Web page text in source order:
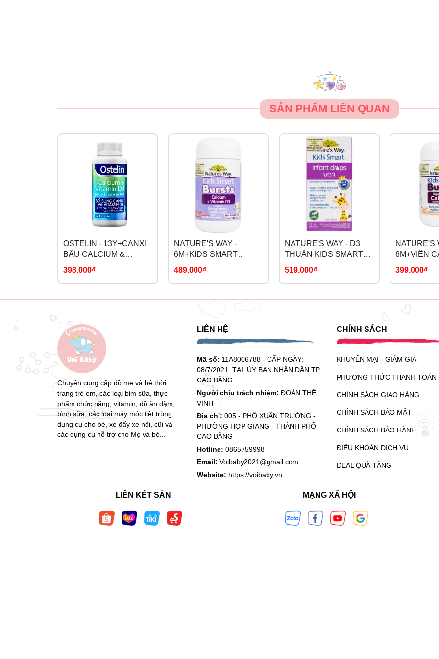
- Tránh để ở nơi có nhiệt độ cao, bảo quản tại nơi khô ráo, thoáng mát.
Đặc điểm nổi bật:
- Là Vitamin bao kép với với công nghệ trên thế giới đảm bảo vitamin đạt chất lượng cao nhất.
- Vitamin K2-MK7 dạng trans hoạt tính mạnh và hấp thu tốt nhất.
- Là vitamin tinh khiết 100% an toàn tuyệt đối cho trẻ sơ sinh và trẻ nhỏ
Công dụng:
- Hỗ trợ Điều trị & dự phòng thiếu vitamin D.
- Hỗ trợ điều trị và dự phòng bệnh còi xương.
- Tăng cường sức đề kháng tự nhiên.
Đối tượng sử dụng:
- Trẻ sơ sinh
- Trẻ ít tiếp xúc với ánh nắng mặt trời
- Trẻ bị còi xương, chậm lớn
- Trẻ có chế độ ăn thiếu vitamin K2 và vitamin D3
- Trẻ em từ 1-3 tuổi: mỗi ngày dùng 7 giọt
SẢN PHẨM LIÊN QUAN
OSTELIN - 13Y+CANXI
BẦU CALCIUM &
VITAMIN D3 NHẬP
398.000₫
NATURE'S WAY -
6M+KIDS SMART
BURSTS CALCIUM +
489.000₫
NATURE'S WAY - D3
THUẦN KIDS SMART
INFANT DROPS VD3
519.000₫
NATURE'S
6M+VIÊN
ONG TẢO
LIQUID
CALCIUM
399.000₫
Chuyên cung cấp đồ mẹ và bé thời
trang trẻ em, các loại bỉm sữa, thực
phẩm chức năng, vitamin, đồ ăn dặm,
bình sữa, các loại máy móc tiệt trùng,
dụng cụ cho bé, xe đẩy xe nôi, cũi và
các dụng cụ hỗ trợ cho Mẹ và bé...
LIÊN HỆ
Mã số: 11A8006788 - CẤP NGÀY:
08/7/2021. TẠI: ỦY BAN NHÂN DÂN TP
CAO BẰNG
Người chịu trách nhiệm: ĐOÀN THẾ
VINH
Địa chỉ: 005 - PHỐ XUÂN TRƯỜNG -
PHƯỜNG HỢP GIANG - THÀNH PHỐ
CAO BẰNG
Hotline: 0865759998
Email: Voibaby2021@gmail.com
Website: https://voibaby.vn
CHÍNH SÁCH
KHUYẾN MẠI - GIẢM GIÁ
PHƯƠNG THỨC THANH TOÁN
CHÍNH SÁCH GIAO HÀNG
CHÍNH SÁCH BẢO MẬT
CHÍNH SÁCH BẢO HÀNH
ĐIỀU KHOẢN DỊCH VỤ
DEAL QUÀ TẶNG
LIÊN KẾT SÀN MẠNG XÃ HỘI